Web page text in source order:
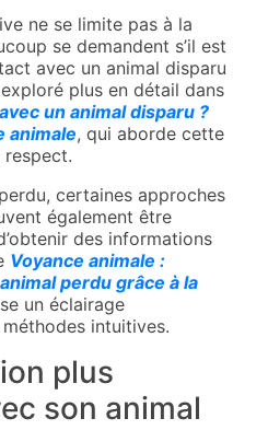
ne se limite pas à la
se demandent s’il est
avec un animal disparu
plus en détail dans
un animal disparu ?
animale, qui aborde cette
certaines approches
également être
des informations
Voyance animale :
perdu grâce à la
un éclairage
intuitives.
plus
son animal